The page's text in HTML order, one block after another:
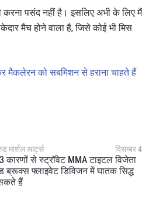
करना पसंद नहीं है। इसलिए अभी के लिए मैं
मैच होने वाला है, जिसे कोई भी मिस
मैकलेरन को सबमिशन से हराना चाहते हैं
मार्शल आर्ट्स दिसम्बर 4
कारणों से स्ट्रॉवेट MMA टाइटल विजेता
ब्रूक्स फ्लाइवेट डिविजन में घातक सिद्ध
हैं
of your information
. You may unsubscribe from
at any time.